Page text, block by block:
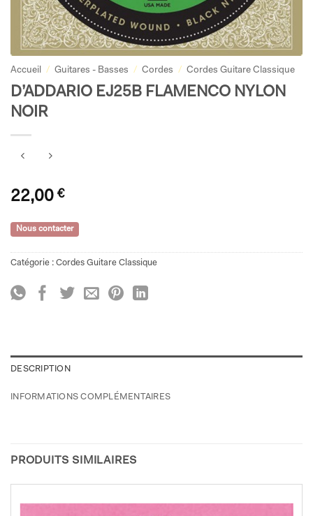
Accueil / Guitares - Basses / Cordes / Cordes Guitare Classique
D’ADDARIO EJ25B FLAMENCO NYLON
NOIR
22,00 €
Nous contacter
Catégorie : Cordes Guitare Classique
DESCRIPTION
INFORMATIONS COMPLÉMENTAIRES
PRODUITS SIMILAIRES